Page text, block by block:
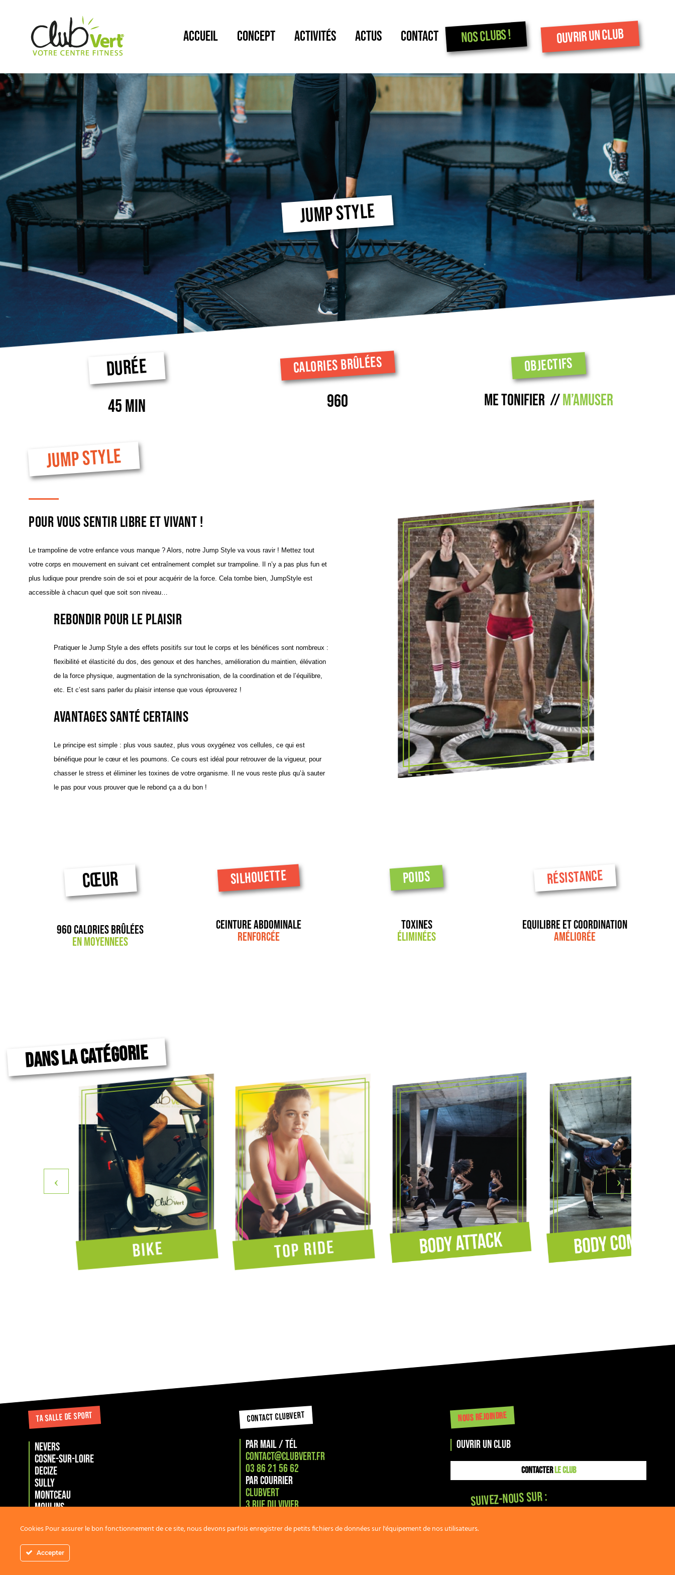
ACCUEIL CONCEPT ACTIVITÉS ACTUS CONTACT NOS CLUBS ! OUVRIR UN CLUB
JUMP STYLE
DURÉE
45 MIN
CALORIES BRÛLÉES
960
OBJECTIFS
Me tonifier //m’amuser
JUMP STYLE
Pour vous sentir libre et vivant !
Le trampoline de votre enfance vous manque ? Alors, notre Jump Style va vous ravir ! Mettez tout
votre corps en mouvement en suivant cet entraînement complet sur trampoline. Il n’y a pas plus fun et
plus ludique pour prendre soin de soi et pour acquérir de la force. Cela tombe bien, JumpStyle est
accessible à chacun quel que soit son niveau…
Rebondir pour le plaisir
Pratiquer le Jump Style a des effets positifs sur tout le corps et les bénéfices sont nombreux :
flexibilité et élasticité du dos, des genoux et des hanches, amélioration du maintien, élévation
de la force physique, augmentation de la synchronisation, de la coordination et de l’équilibre,
etc. Et c’est sans parler du plaisir intense que vous éprouverez !
Avantages santé certains
Le principe est simple : plus vous sautez, plus vous oxygénez vos cellules, ce qui est
bénéfique pour le cœur et les poumons. Ce cours est idéal pour retrouver de la vigueur, pour
chasser le stress et éliminer les toxines de votre organisme. Il ne vous reste plus qu’à sauter
le pas pour vous prouver que le rebond ça a du bon !
CŒUR
960 calories brûlées
en moyennees
SILHOUETTE
Ceinture abdominale
renforcée
POIDS
Toxines
éliminées
RÉSISTANCE
Equilibre et coordination
améliorée
DANS LA CATÉGORIE
TA SALLE DE SPORT
NEVERS
COSNE-SUR-LOIRE
DECIZE
SULLY
MONTCEAU
MOULINS
La Charité sur loire
CONTACT CLUBVERT
PAR MAIL / TÉL
CONTACT@CLUBVERT.FR
03 86 21 56 62
PAR COURRIER
CLUBVERT
3 RUE DU VIVIER,
NOUS REJOINDRE
OUVRIR UN CLUB
CONTACTER LE CLUB
Suivez-nous sur :
Cookies Pour assurer le bon fonctionnement de ce site, nous devons parfois enregistrer de petits fichiers de données sur l'équipement de nos utilisateurs.
Accepter